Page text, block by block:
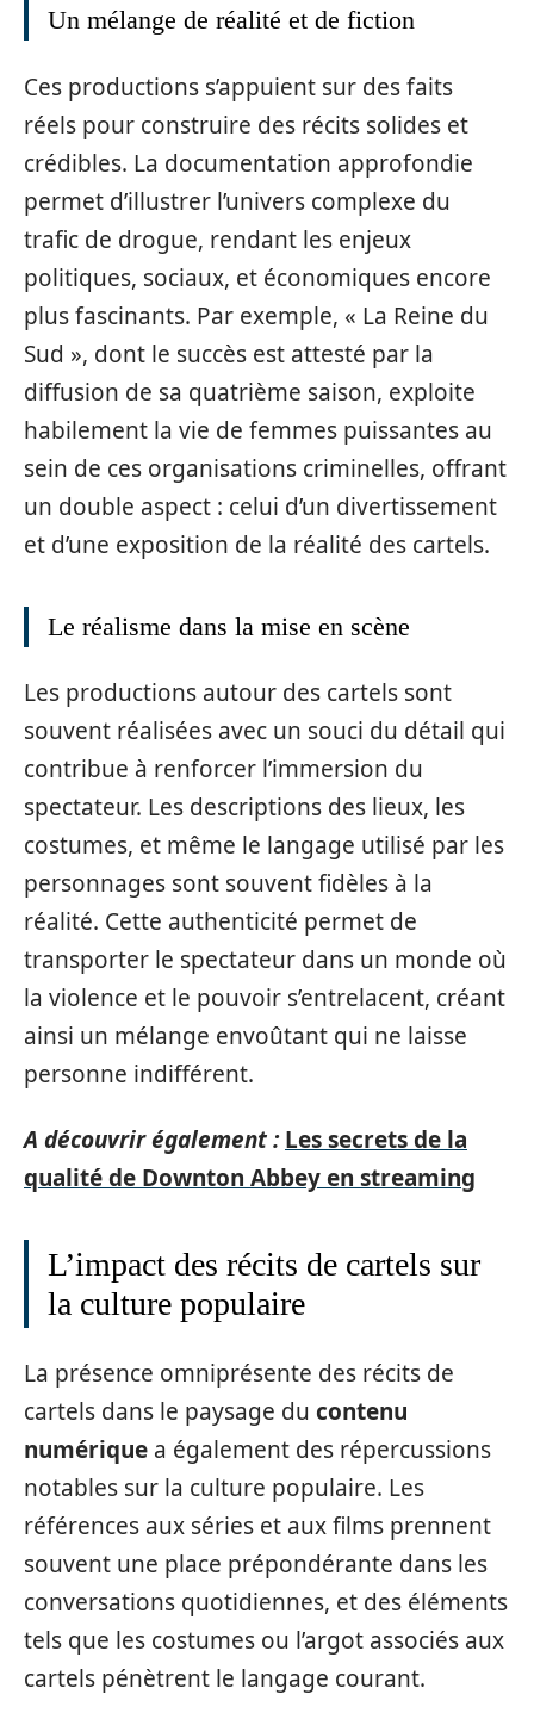
Un mélange de réalité et de fiction
Ces productions s’appuient sur des faits
réels pour construire des récits solides et
crédibles. La documentation approfondie
permet d’illustrer l’univers complexe du
trafic de drogue, rendant les enjeux
politiques, sociaux, et économiques encore
plus fascinants. Par exemple, « La Reine du
Sud », dont le succès est attesté par la
diffusion de sa quatrième saison, exploite
habilement la vie de femmes puissantes au
sein de ces organisations criminelles, offrant
un double aspect : celui d’un divertissement
et d’une exposition de la réalité des cartels.
Le réalisme dans la mise en scène
Les productions autour des cartels sont
souvent réalisées avec un souci du détail qui
contribue à renforcer l’immersion du
spectateur. Les descriptions des lieux, les
costumes, et même le langage utilisé par les
personnages sont souvent fidèles à la
réalité. Cette authenticité permet de
transporter le spectateur dans un monde où
la violence et le pouvoir s’entrelacent, créant
ainsi un mélange envoûtant qui ne laisse
personne indifférent.
A découvrir également : Les secrets de la
qualité de Downton Abbey en streaming
L’impact des récits de cartels sur
la culture populaire
La présence omniprésente des récits de
cartels dans le paysage du contenu
numérique a également des répercussions
notables sur la culture populaire. Les
références aux séries et aux films prennent
souvent une place prépondérante dans les
conversations quotidiennes, et des éléments
tels que les costumes ou l’argot associés aux
cartels pénètrent le langage courant.